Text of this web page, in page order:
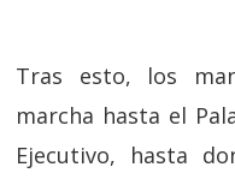
Tras esto, los
marcha hasta el
Ejecutivo, hasta